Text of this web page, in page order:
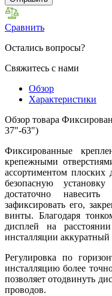
Сравнить
Остались вопросы?
Свяжитесь с нами
Обзор
Характеристики
Обзор товара
37"-63")
Фиксированные
крепежными
ассортиментом
безопасную
достаточно
зафиксировать его,
винты. Благодаря
дисплей на
инсталляции
Регулировка по
инсталляцию более
позволяет отодвинуть
проводов.